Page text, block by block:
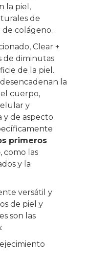
la piel,
de
colágeno.
Clear +
de diminutas
de la piel.
la
cuerpo,
y
y de aspecto
primeros
, como las
y la
versátil y
de piel y
son las